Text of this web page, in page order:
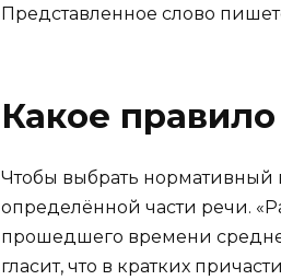
Представленное слово
Какое
Чтобы выбрать нормативный
определённой части речи.
прошедшего времени
гласит, что в кратких